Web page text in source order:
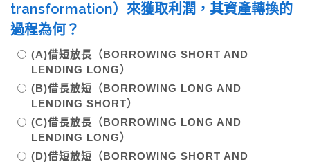
transformation）來獲取利潤，其資產轉換的
過程為何？
(A)借短放長（BORROWING SHORT AND
LENDING LONG）
(B)借長放短（BORROWING LONG AND
LENDING SHORT）
(C)借長放長（BORROWING LONG AND
LENDING LONG）
(D)借短放短（BORROWING SHORT AND